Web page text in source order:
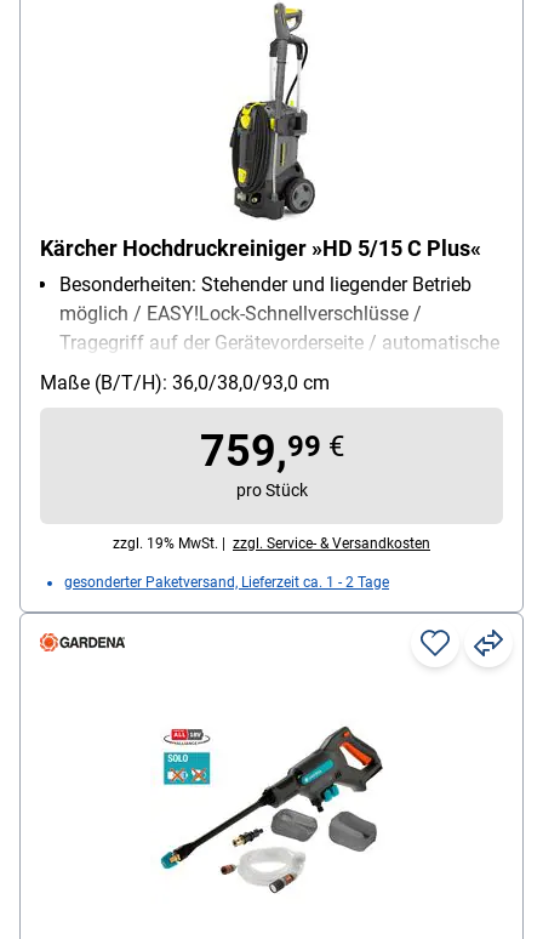
Kärcher Hochdruckreiniger »HD 5/15 C Plus«
Besonderheiten: Stehender und liegender Betrieb
möglich / EASY!Lock-Schnellverschlüsse /
Tragegriff auf der Gerätevorderseite / automatische
Druckentlastung
Lieferumfang: Hochdruckreiniger /
Handspritzpistole EASY!Force / HD-Schlauch 10 m
/ Strahlrohr / Dreifachdüse / Dreckfräser
Stromversorgung: Akku
Maße (B/T/H): 36,0/38,0/93,0 cm
759,99 €
pro Stück
zzgl. 19% MwSt. | zzgl. Service- & Versandkosten
gesonderter Paketversand, Lieferzeit ca. 1 - 2 Tage